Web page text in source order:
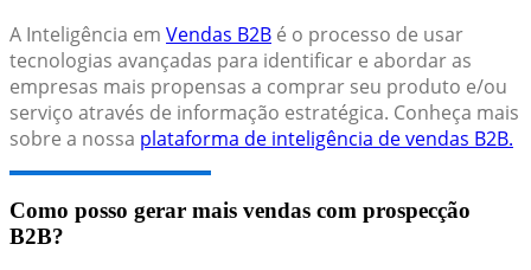
A Inteligência em Vendas B2B é o processo de usar
tecnologias avançadas para identificar e abordar as
empresas mais propensas a comprar seu produto e/ou
serviço através de informação estratégica. Conheça mais
sobre a nossa plataforma de inteligência de vendas B2B.
Como posso gerar mais vendas com prospecção
B2B?